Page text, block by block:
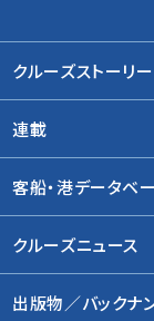
クルーズストーリー
連載
客船・港データベ
クルーズニュース
出版物／バックナ